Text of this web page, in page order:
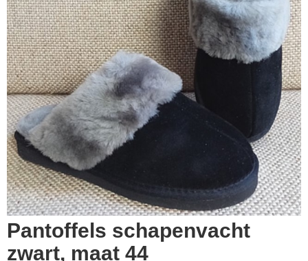
Pantoffels schapenvacht
zwart, maat 44